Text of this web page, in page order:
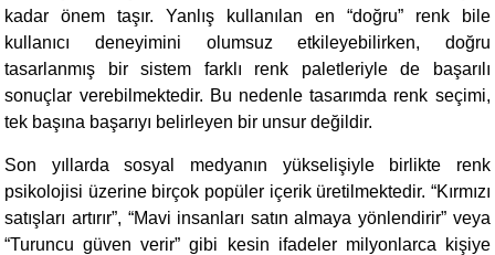
kadar önem taşır. Yanlış kullanılan en “doğru” renk bile
kullanıcı deneyimini olumsuz etkileyebilirken, doğru
tasarlanmış bir sistem farklı renk paletleriyle de başarılı
sonuçlar verebilmektedir. Bu nedenle tasarımda renk seçimi,
tek başına başarıyı belirleyen bir unsur değildir.
Son yıllarda sosyal medyanın yükselişiyle birlikte renk
psikolojisi üzerine birçok popüler içerik üretilmektedir. “Kırmızı
satışları artırır”, “Mavi insanları satın almaya yönlendirir” veya
“Turuncu güven verir” gibi kesin ifadeler milyonlarca kişiye